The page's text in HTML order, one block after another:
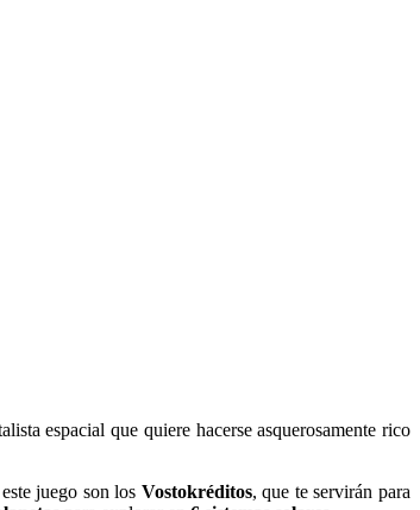
espacial que quiere hacerse asquerosamente rico
juego son los Vostokréditos, que te servirán para